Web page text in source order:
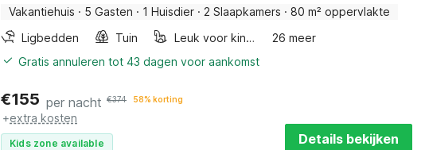
Vakantiehuis · 5 Gasten · 1 Huisdier · 2 Slaapkamers · 80 m² oppervlakte
Ligbedden
Tuin Leuk voor kinderen
26 meer
Gratis annuleren tot 43 dagen voor aankomst
€155 per nacht €374 58% korting
+extra kosten
Kids zone available Details bekijken